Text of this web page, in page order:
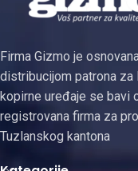
Firma Gizmo je
distribucijom patrona
kopirne uređaje se bavi
registrovana firma za
Tuzlanskog kantona